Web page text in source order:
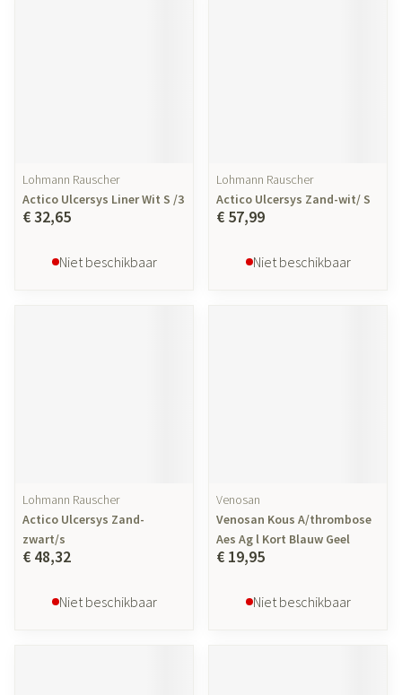
Lohmann Rauscher
Actico Ulcersys Liner Wit S /3
€ 32,65
Niet beschikbaar
Lohmann Rauscher
Actico Ulcersys Zand-wit/ S
€ 57,99
Niet beschikbaar
Lohmann Rauscher
Actico Ulcersys Zand-
zwart/s
€ 48,32
Niet beschikbaar
Venosan
Venosan Kous A/thrombose
Aes Ag l Kort Blauw Geel
€ 19,95
Niet beschikbaar